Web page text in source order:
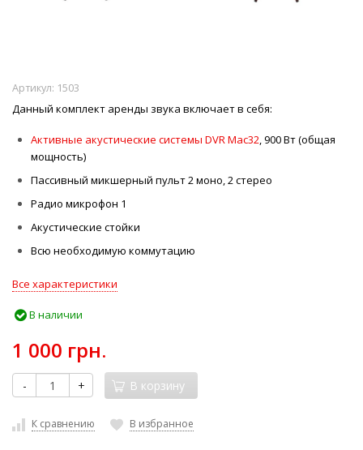
Артикул: 1503
Данный комплект аренды звука включает в себя:
Активные акустические системы DVR Mac32, 900 Вт (общая
мощность)
Пассивный микшерный пульт 2 моно, 2 стерео
Радио микрофон 1
Акустические стойки
Всю необходимую коммутацию
Все характеристики
В наличии
1 000 грн.
- + В корзину
К сравнению В избранное